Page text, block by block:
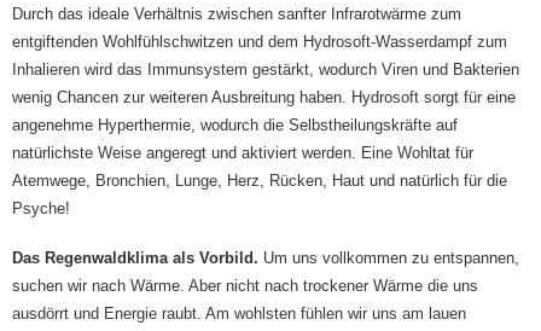
Durch das ideale Verhältnis zwischen sanfter Infrarotwärme zum
entgiftenden Wohlfühlschwitzen und dem Hydrosoft-Wasserdampf zum
Inhalieren wird das Immunsystem gestärkt, wodurch Viren und Bakterien
wenig Chancen zur weiteren Ausbreitung haben. Hydrosoft sorgt für eine
angenehme Hyperthermie, wodurch die Selbstheilungskräfte auf
natürlichste Weise angeregt und aktiviert werden. Eine Wohltat für
Atemwege, Bronchien, Lunge, Herz, Rücken, Haut und natürlich für die
Psyche!
Das Regenwaldklima als Vorbild. Um uns vollkommen zu entspannen,
suchen wir nach Wärme. Aber nicht nach trockener Wärme die uns
ausdörrt und Energie raubt. Am wohlsten fühlen wir uns am lauen